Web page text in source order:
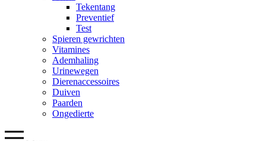
Tekentang
Preventief
Test
Spieren gewrichten
Vitamines
Ademhaling
Urinewegen
Dierenaccessoires
Duiven
Paarden
Ongedierte